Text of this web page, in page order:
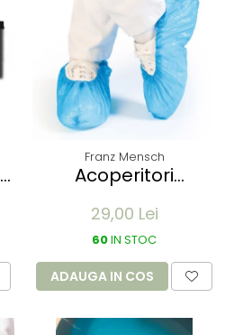
Franz Mensch
Acoperitori
din CPE - albastru
41x15 cm, 25 my
unica folosinta - 100
buc
29,00 Lei
60IN STOC
ADAUGA IN COS